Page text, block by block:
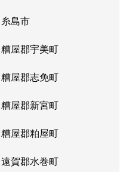
糸島市
糟屋郡宇美町
糟屋郡志免町
糟屋郡新宮町
糟屋郡粕屋町
遠賀郡水巻町